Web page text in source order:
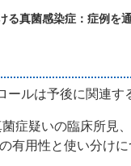
る真菌感染症：症例を
ルは予後に関連す
症疑いの臨床所見
有用性と使い分けに